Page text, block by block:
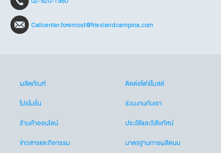
Callcenter.foremost@frieslandcampina.com
ผลิตภัณฑ์
โปรโมชั่น
ร้านค้าออนไลน์
ข่าวสารและกิจกรรม
ติดต่อโฟร์โมสต์
ร่วมงานกับเรา
ประวัติและวิสัยทัศน์
มาตรฐานการผลิตนม